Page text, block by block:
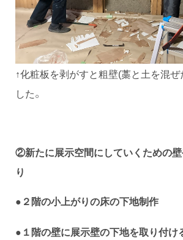
↑化粧板を剥がすと粗壁(藁と土を混ぜ
した。
②新たに展示空間にしていくための壁
り
●２階の小上がりの床の下地制作
●１階の壁に展示壁の下地を取り付け